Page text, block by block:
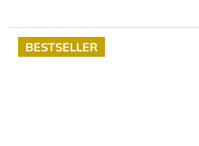
BESTSELLER